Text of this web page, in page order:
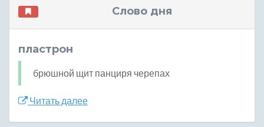
Слово дня
пластрон
брюшной щит панциря черепах
Читать далее